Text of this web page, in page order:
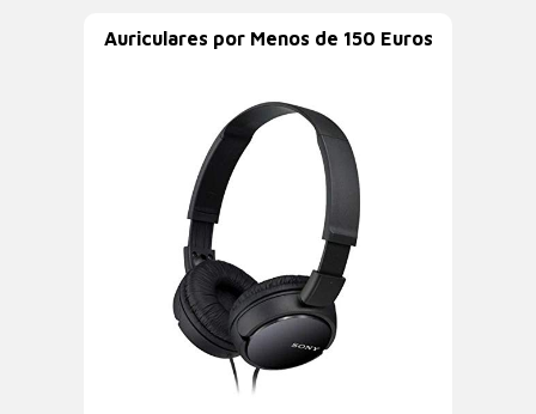
Auriculares por Menos de 150 Euros